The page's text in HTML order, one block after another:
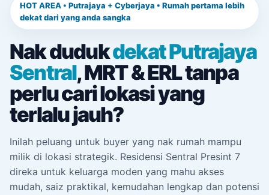
HOT AREA • Putrajaya + Cyberjaya • Rumah pertama lebih
dekat dari yang anda sangka
Nak dudukdekat Putrajaya
Sentral, MRT & ERL tanpa
perlu cari lokasi yang
terlalu jauh?
Inilah peluang untuk buyer yang nak rumah mampu
milik di lokasi strategik. Residensi Sentral Presint 7
direka untuk keluarga moden yang mahu akses
mudah, saiz praktikal, kemudahan lengkap dan potensi